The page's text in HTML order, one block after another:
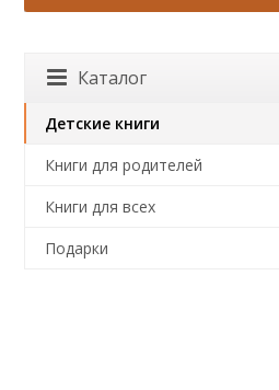
Каталог
Детские книги
Книги для родителей
Книги для всех
Подарки